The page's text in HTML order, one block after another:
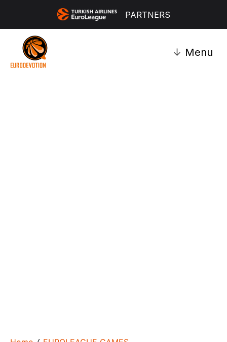
PARTNERS
↓ Menu